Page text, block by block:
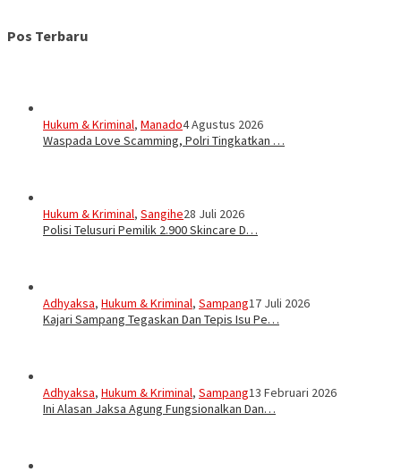
Pos Terbaru
Hukum & Kriminal, Manado4 Agustus 2026
Waspada Love Scamming, Polri Tingkatkan …
Hukum & Kriminal, Sangihe28 Juli 2026
Polisi Telusuri Pemilik 2.900 Skincare D…
Adhyaksa, Hukum & Kriminal, Sampang17 Juli 2026
Kajari Sampang Tegaskan Dan Tepis Isu Pe…
Adhyaksa, Hukum & Kriminal, Sampang13 Februari 2026
Ini Alasan Jaksa Agung Fungsionalkan Dan…